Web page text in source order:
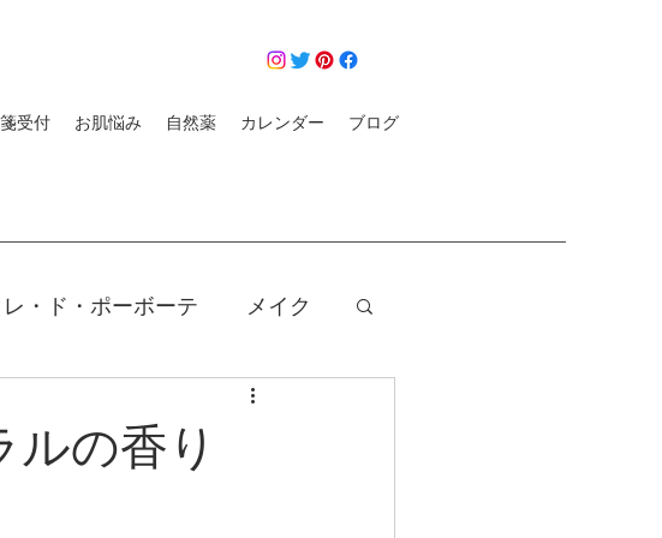
受付 お肌悩み 自然薬 カレンダー ブログ
レ・ド・ポーボーテ メイク
クレンジング
の香り